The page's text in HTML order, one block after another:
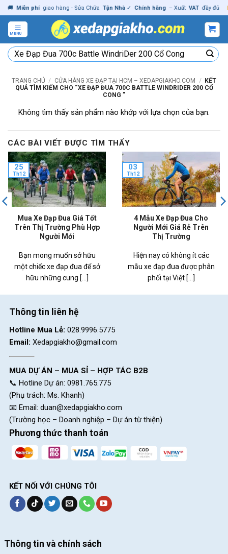
Skip
to
content
Miễn phí giao hàng - Sửa Chữa Tận Nhà ✓ Chính hãng – Xuất VAT đầy đủ |
MENU
Tìm
kiếm:
TRANG CHỦ / CỬA HÀNG XE ĐẠP TẠI HCM – XEDAPGIAKHO.COM /
KẾT
QUẢ TÌM KIẾM CHO “XE ĐẠP ĐUA 700C BATTLE WINDRIDER 200 CỔ
CONG ”
Không tìm thấy sản phẩm nào khớp với lựa chọn của bạn.
CÁC BÀI VIẾT ĐƯỢC TÌM THẤY
Mua Xe Đạp Đua Giá Tốt
Trên Thị Trường Phù Hợp
Người Mới
Bạn mong muốn sở hữu
một chiếc xe đạp đua để sở
hữu những cung [...]
25
Th12
4 Mẫu Xe Đạp Đua Cho
Người Mới Giá Rẻ Trên
Thị Trường
Hiện nay có không ít các
mẫu xe đạp đua được phân
phối tại Việt [...]
03
Th12
Thông tin liên hệ
Hotline Mua Lẻ: 028.9996.5775
Email: Xedapgiakho@gmail.com
MUA DỰ ÁN – MUA SỈ – HỢP TÁC B2B
📞 Hotline Dự án: 0981.765.775
(Phụ trách: Ms. Khanh)
📧 Email: duan@xedapgiakho.com
(Trường học – Doanh nghiệp – Dự án từ thiện)
Phương thức thanh toán
KẾT NỐI VỚI CHÚNG TÔI
Thông tin và chính sách